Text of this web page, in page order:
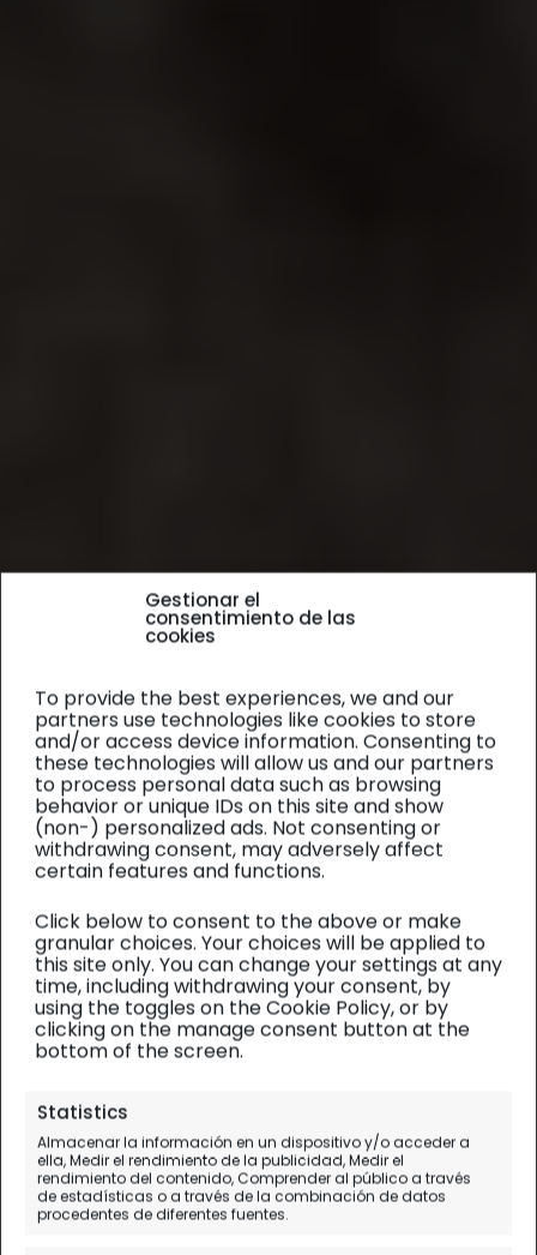
Gestionar el
consentimiento de las
cookies
To provide the best experiences, we and our
partners use technologies like cookies to store
and/or access device information. Consenting to
these technologies will allow us and our partners
to process personal data such as browsing
behavior or unique IDs on this site and show
(non-) personalized ads. Not consenting or
withdrawing consent, may adversely affect
certain features and functions.
Click below to consent to the above or make
granular choices. Your choices will be applied to
this site only. You can change your settings at any
time, including withdrawing your consent, by
using the toggles on the Cookie Policy, or by
clicking on the manage consent button at the
bottom of the screen.
Statistics
Almacenar la información en un dispositivo y/o acceder a
ella, Medir el rendimiento de la publicidad, Medir el
rendimiento del contenido, Comprender al público a través
de estadísticas o a través de la combinación de datos
procedentes de diferentes fuentes.
Fulani, el pueblo nómada
más grande del mundo (y
más bello)